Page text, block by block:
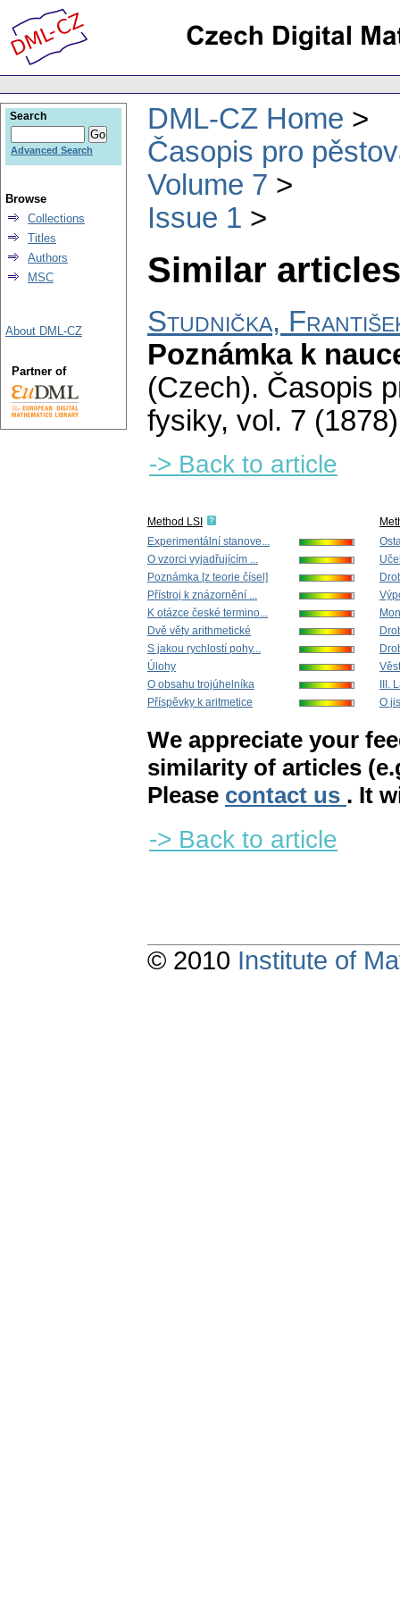
DML-CZ Home
Časopis pro
Volume 7
Issue 1
Similar
Studnička,
Poznámka k
(Czech). Časopis
fysiky, vol. 7
-> Back to article
Method LSI
Experimentální stanove...
O vzorci vyjadřujícím ...
Poznámka [z teorie čísel]
Přístroj k znázornění ...
K otázce české termino...
Dvě věty arithmetické
S jakou rychlostí pohy...
Úlohy
O obsahu trojúhelníka
Příspěvky k aritmetice
III.
O
We appreciate your
similarity of articles
Please contact us . It
-> Back to article
Search
Advanced Search
Browse
Collections
Titles
Authors
MSC
About DML-CZ
Partner of
© 2010 Institute of